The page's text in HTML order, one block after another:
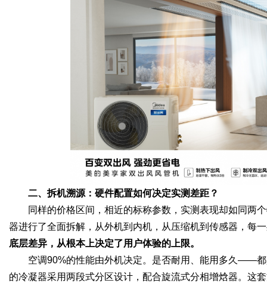
二、拆机溯源：硬件配置如何决定实测差距？
同样的价格区间，相近的标称参数，实测表现却如同
器进行了全面拆解，从外机到内机，从压缩机到传感器，每
底层差异，从根本上决定了用户体验的上限。
空调90%的性能由外机决定。是否耐用、能用多久——
的冷凝器采用两段式分区设计，配合旋流式分相增焓器。这